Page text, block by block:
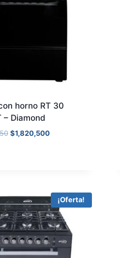
horno RT 30
– Diamond
$1,820,500
¡Oferta!